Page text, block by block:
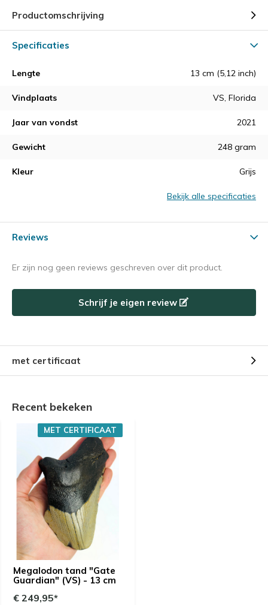
Productomschrijving
Specificaties
Lengte 13 cm (5,12 inch)
Vindplaats VS, Florida
Jaar van vondst 2021
Gewicht 248 gram
Kleur Grijs
Bekijk alle specificaties
Reviews
Er zijn nog geen reviews geschreven over dit product.
Schrijf je eigen review
met certificaat
Recent bekeken
Megalodon tand "Gate
Guardian" (VS) - 13 cm
MET CERTIFICAAT
€ 249,95*